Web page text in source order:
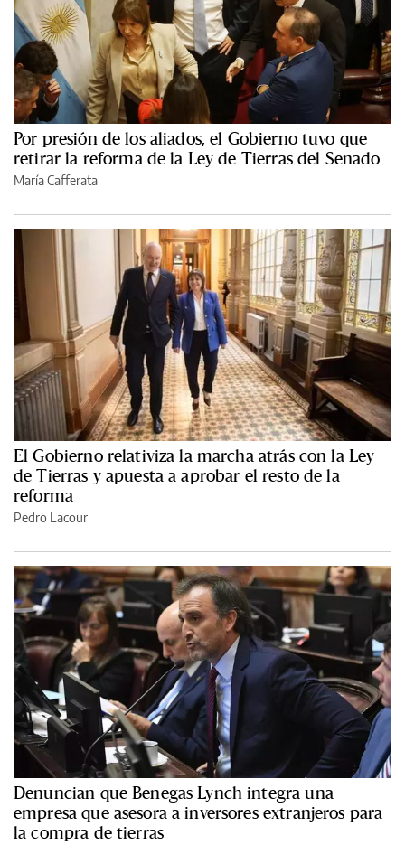
Por presión de los aliados, el Gobierno tuvo que
retirar la reforma de la Ley de Tierras del Senado
María Cafferata
El Gobierno relativiza la marcha atrás con la Ley
de Tierras y apuesta a aprobar el resto de la
reforma
Pedro Lacour
Denuncian que Benegas Lynch integra una
empresa que asesora a inversores extranjeros para
la compra de tierras